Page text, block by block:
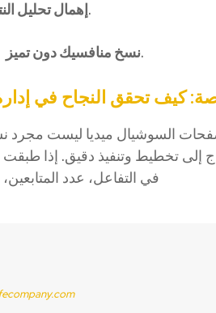
إهمال تحليل → بدون بيانات، لا يمكنك التحسين.
نسخ منافسيك دون تميز→ كن فريدًا لتبقى في أذهان المتابعين.
كيف تحقق النجاح في
السوشيال ميديا ليست مجرد
إلى تخطيط وتنفيذ دقيق. إذا طبقت
في التفاعل، عدد المتابعين،